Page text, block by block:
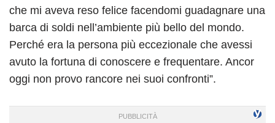
che mi aveva reso felice facendomi guadagnare una
barca di soldi nell’ambiente più bello del mondo.
Perché era la persona più eccezionale che avessi
avuto la fortuna di conoscere e frequentare. Ancor
oggi non provo rancore nei suoi confronti”.